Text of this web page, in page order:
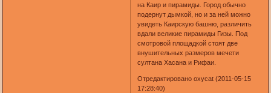
на Каир и пирамиды. Город обычно
подернут дымкой, но и за ней можно
увидеть Каирскую башню, различить
вдали великие пирамиды Гизы. Под
смотровой площадкой стоят две
внушительных размеров мечети
султана Хасана и Рифаи.
Отредактировано oxycat (2011-05-15
17:28:40)